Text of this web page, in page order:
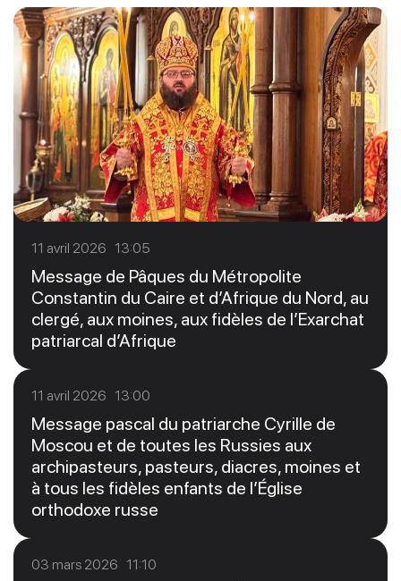
11 avril 2026 13:05
Message de Pâques du Métropolite
Constantin du Caire et d’Afrique du Nord, au
clergé, aux moines, aux fidèles de l’Exarchat
patriarcal d’Afrique
11 avril 2026 13:00
Message pascal du patriarche Cyrille de
Moscou et de toutes les Russies aux
archipasteurs, pasteurs, diacres, moines et
à tous les fidèles enfants de l’Église
orthodoxe russe
03 mars 2026 11:10